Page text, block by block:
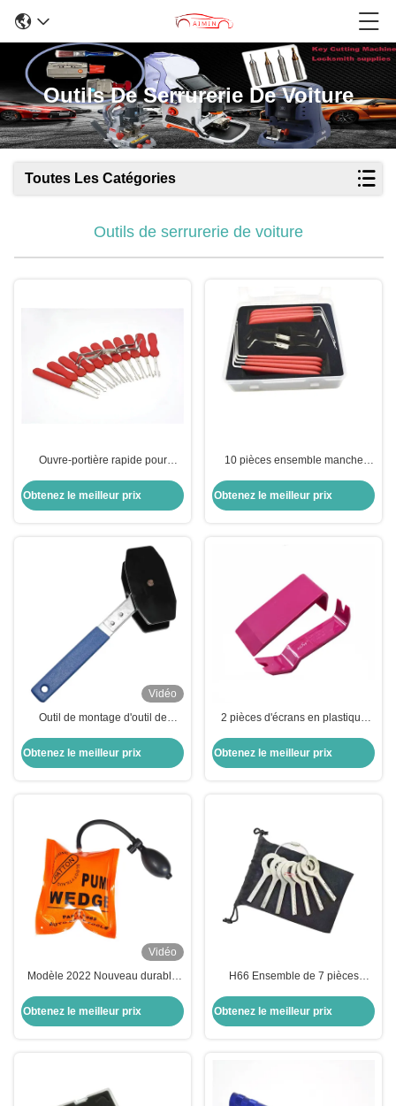
Outils De Serrurerie De Voiture
Toutes Les Catégories
Outils de serrurerie de voiture
Ouvre-portière rapide pour
serrurier, ensemble de 11 pièces
Obtenez le meilleur prix
10 pièces ensemble manche
déverrouillage de voiture de
haute qualité outils de serrurier
Obtenez le meilleur prix
Vidéo
Outil de montage d'outil de
d'échafaudage d'échafaudage de
piston
Obtenez le meilleur prix
2 pièces d'écrans en plastique
démontage de panneau de
voiture, outil de réparation de
Obtenez le meilleur prix
Vidéo
Modèle 2022 Nouveau durable
moyen sans plaque intérieure
Obtenez le meilleur prix
H66 Ensemble de 7 pièces
outils de serrurier de voiture pour
Obtenez le meilleur prix